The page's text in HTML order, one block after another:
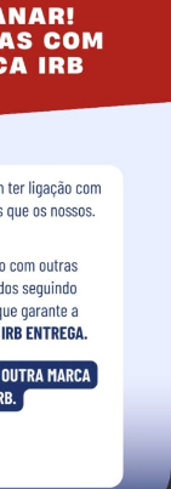
combinando